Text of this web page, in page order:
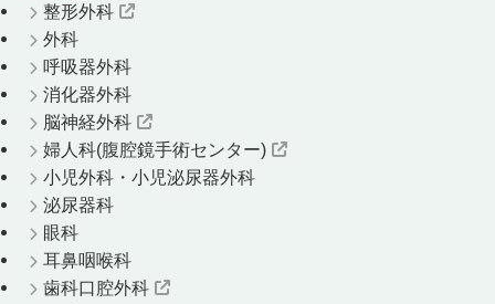
整形外科
外科
呼吸器外科
消化器外科
脳神経外科
婦人科(腹腔鏡手術センター)
小児外科・小児泌尿器外科
泌尿器科
眼科
耳鼻咽喉科
歯科口腔外科